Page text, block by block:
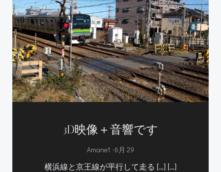
3D映像＋音響です
Amane1 -6月 29
横浜線と京王線が平行して走る […] […]